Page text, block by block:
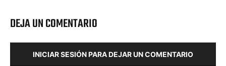
DEJA UN COMENTARIO
INICIAR SESIÓN PARA DEJAR UN COMENTARIO